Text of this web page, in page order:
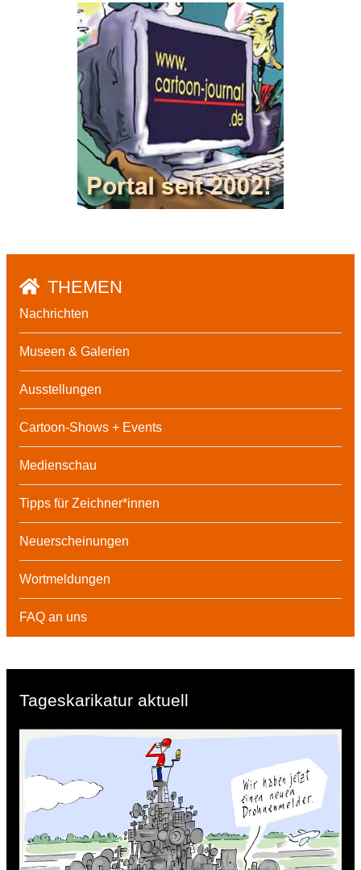
THEMEN
Nachrichten
Museen & Galerien
Ausstellungen
Cartoon-Shows + Events
Medienschau
Tipps für Zeichner*innen
Neuerscheinungen
Wortmeldungen
FAQ an uns
Tageskarikatur aktuell